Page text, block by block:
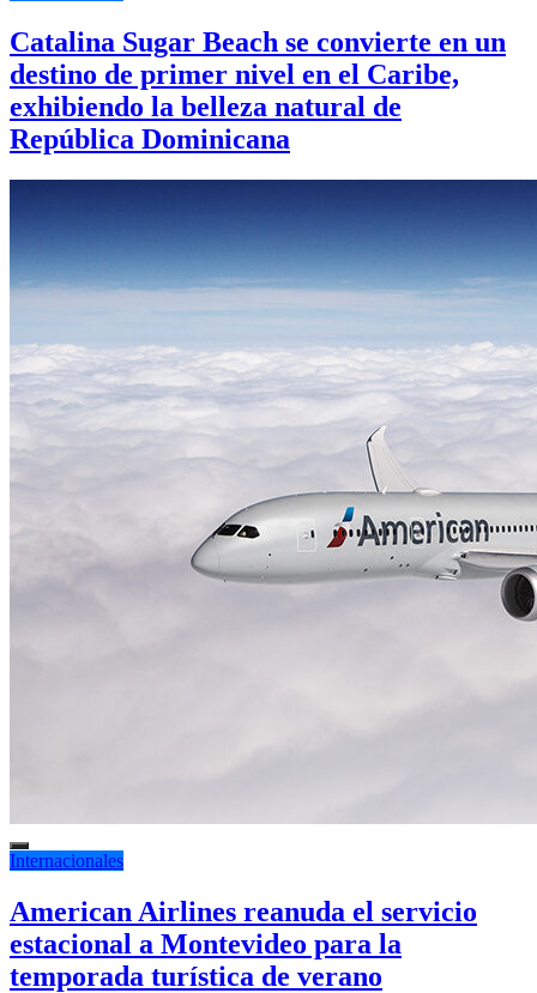
Catalina Sugar Beach se convierte en un
destino de primer nivel en el Caribe,
exhibiendo la belleza natural de
República Dominicana
Internacionales
American Airlines reanuda el servicio
estacional a Montevideo para la
temporada turística de verano